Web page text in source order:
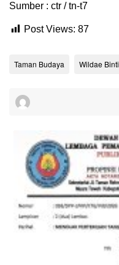
Sumber : ctr / tn-t7
Post Views: 87
Taman Budaya Wildae Binti